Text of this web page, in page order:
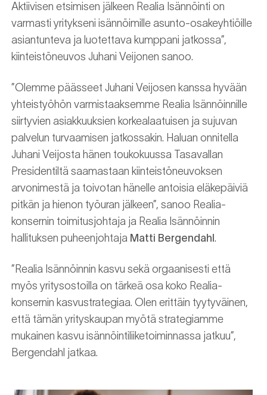
Aktiivisen etsimisen jälkeen Realia Isännöinti on
varmasti yritykseni isännöimille asunto-osakeyhtiöille
asiantunteva ja luotettava kumppani jatkossa”,
kiinteistöneuvos Juhani Veijonen sanoo.
”Olemme päässeet Juhani Veijosen kanssa hyvään
yhteistyöhön varmistaaksemme Realia Isännöinnille
siirtyvien asiakkuuksien korkealaatuisen ja sujuvan
palvelun turvaamisen jatkossakin. Haluan onnitella
Juhani Veijosta hänen toukokuussa Tasavallan
Presidentiltä saamastaan kiinteistöneuvoksen
arvonimestä ja toivotan hänelle antoisia eläkepäiviä
pitkän ja hienon työuran jälkeen”, sanoo Realia-
konsernin toimitusjohtaja ja Realia Isännöinnin
hallituksen puheenjohtaja Matti Bergendahl .
”Realia Isännöinnin kasvu sekä orgaanisesti että
myös yritysostoilla on tärkeä osa koko Realia-
konsernin kasvustrategiaa. Olen erittäin tyytyväinen,
että tämän yrityskaupan myötä strategiamme
mukainen kasvu isännöintiliiketoiminnassa jatkuu”,
Bergendahl jatkaa.